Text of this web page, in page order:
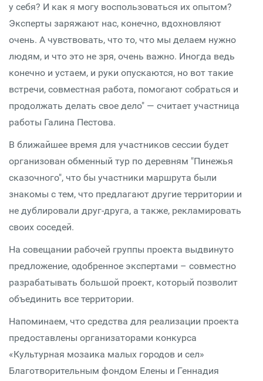
у себя? И как я могу воспользоваться их опытом?
Эксперты заряжают нас, конечно, вдохновляют
очень. А чувствовать, что то, что мы делаем нужно
людям, и что это не зря, очень важно. Иногда ведь
конечно и устаем, и руки опускаются, но вот такие
встречи, совместная работа, помогают собраться и
продолжать делать свое дело" — считает участница
работы Галина Пестова.
В ближайшее время для участников сессии будет
организован обменный тур по деревням "Пинежья
сказочного", что бы участники маршрута были
знакомы с тем, что предлагают другие территории и
не дублировали друг-друга, а также, рекламировать
своих соседей.
На совещании рабочей группы проекта выдвинуто
предложение, одобренное экспертами – совместно
разрабатывать большой проект, который позволит
объединить все территории.
Напоминаем, что средства для реализации проекта
предоставлены организаторами конкурса
«Культурная мозаика малых городов и сел»
Благотворительным фондом Елены и Геннадия